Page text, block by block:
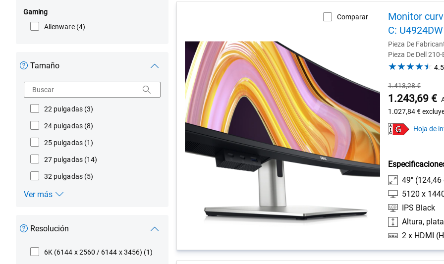
Gaming
Alienware (4)
Tamaño
Buscar
22 pulgadas (3)
24 pulgadas (8)
25 pulgadas (1)
27 pulgadas (14)
32 pulgadas (5)
Ver más
Resolución
6K (6144 x 2560 / 6144 x 3456) (1)
Comparar
Monitor
C: U4924DW
Pieza De
Pieza De Dell 210-
4.5
Precio
habitual
1.413,28 €
Precio
de
Dell
1.243,69 €
1.027,84 €
Hoja de
49" (124,46
5120 x
IPS Black
Altura,